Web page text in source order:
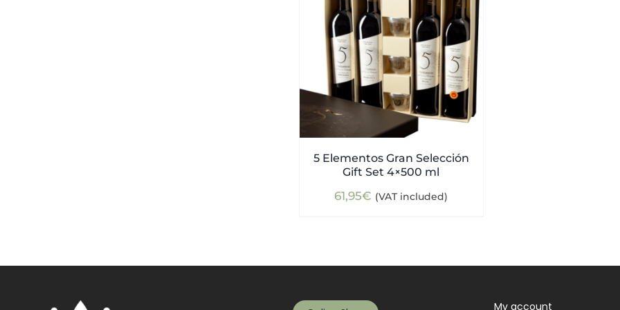
5 Elementos Gran Selección
Gift Set 4×500 ml
61,95€ (VAT included)
My account